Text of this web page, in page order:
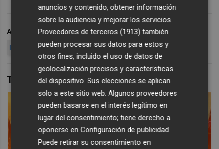
ARCHIVADO EN VILLARREAL CF - ATHLETIC CLUB
REAL BETIS - VILLARREAL CF
LALIGA EA SPORTS
TAMBIÉN TE PUEDE INTERESAR
anuncios y contenido, obtener información
sobre la audiencia y mejorar los servicios.
Proveedores de terceros (1913) también
pueden procesar sus datos para estos y
otros fines, incluido el uso de datos de
geolocalización precisos y características
del dispositivo. Sus elecciones se aplican
solo a este sitio web. Algunos proveedores
pueden basarse en el interés legítimo en
lugar del consentimiento; tiene derecho a
oponerse enConfiguración de publicidad
Puede retirar su consentimiento en